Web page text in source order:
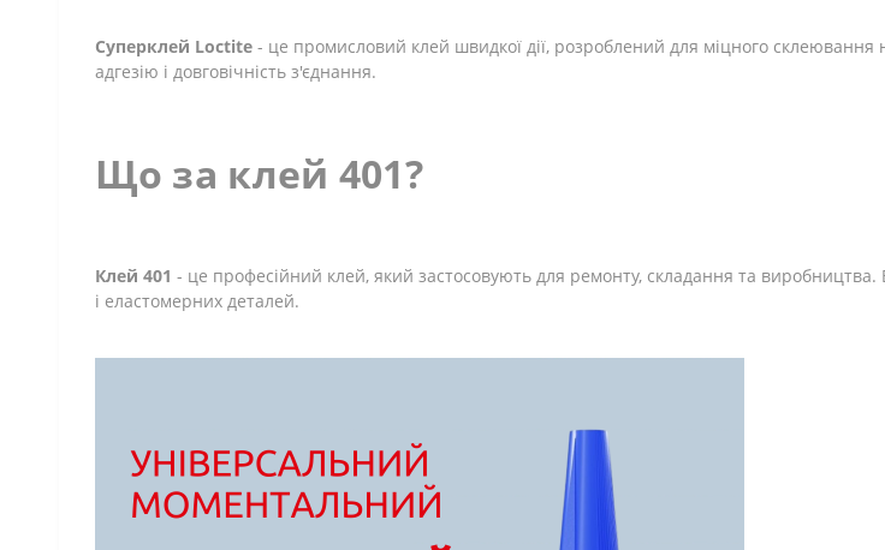
Суперклей Loctite- це промисловий клей швидкої дії, розроблений для міцного склеювання
адгезію і довговічність з'єднання.
Що за клей 401?
Клей 401 - це професійний клей, який застосовують для ремонту, складання та
і еластомерних деталей.